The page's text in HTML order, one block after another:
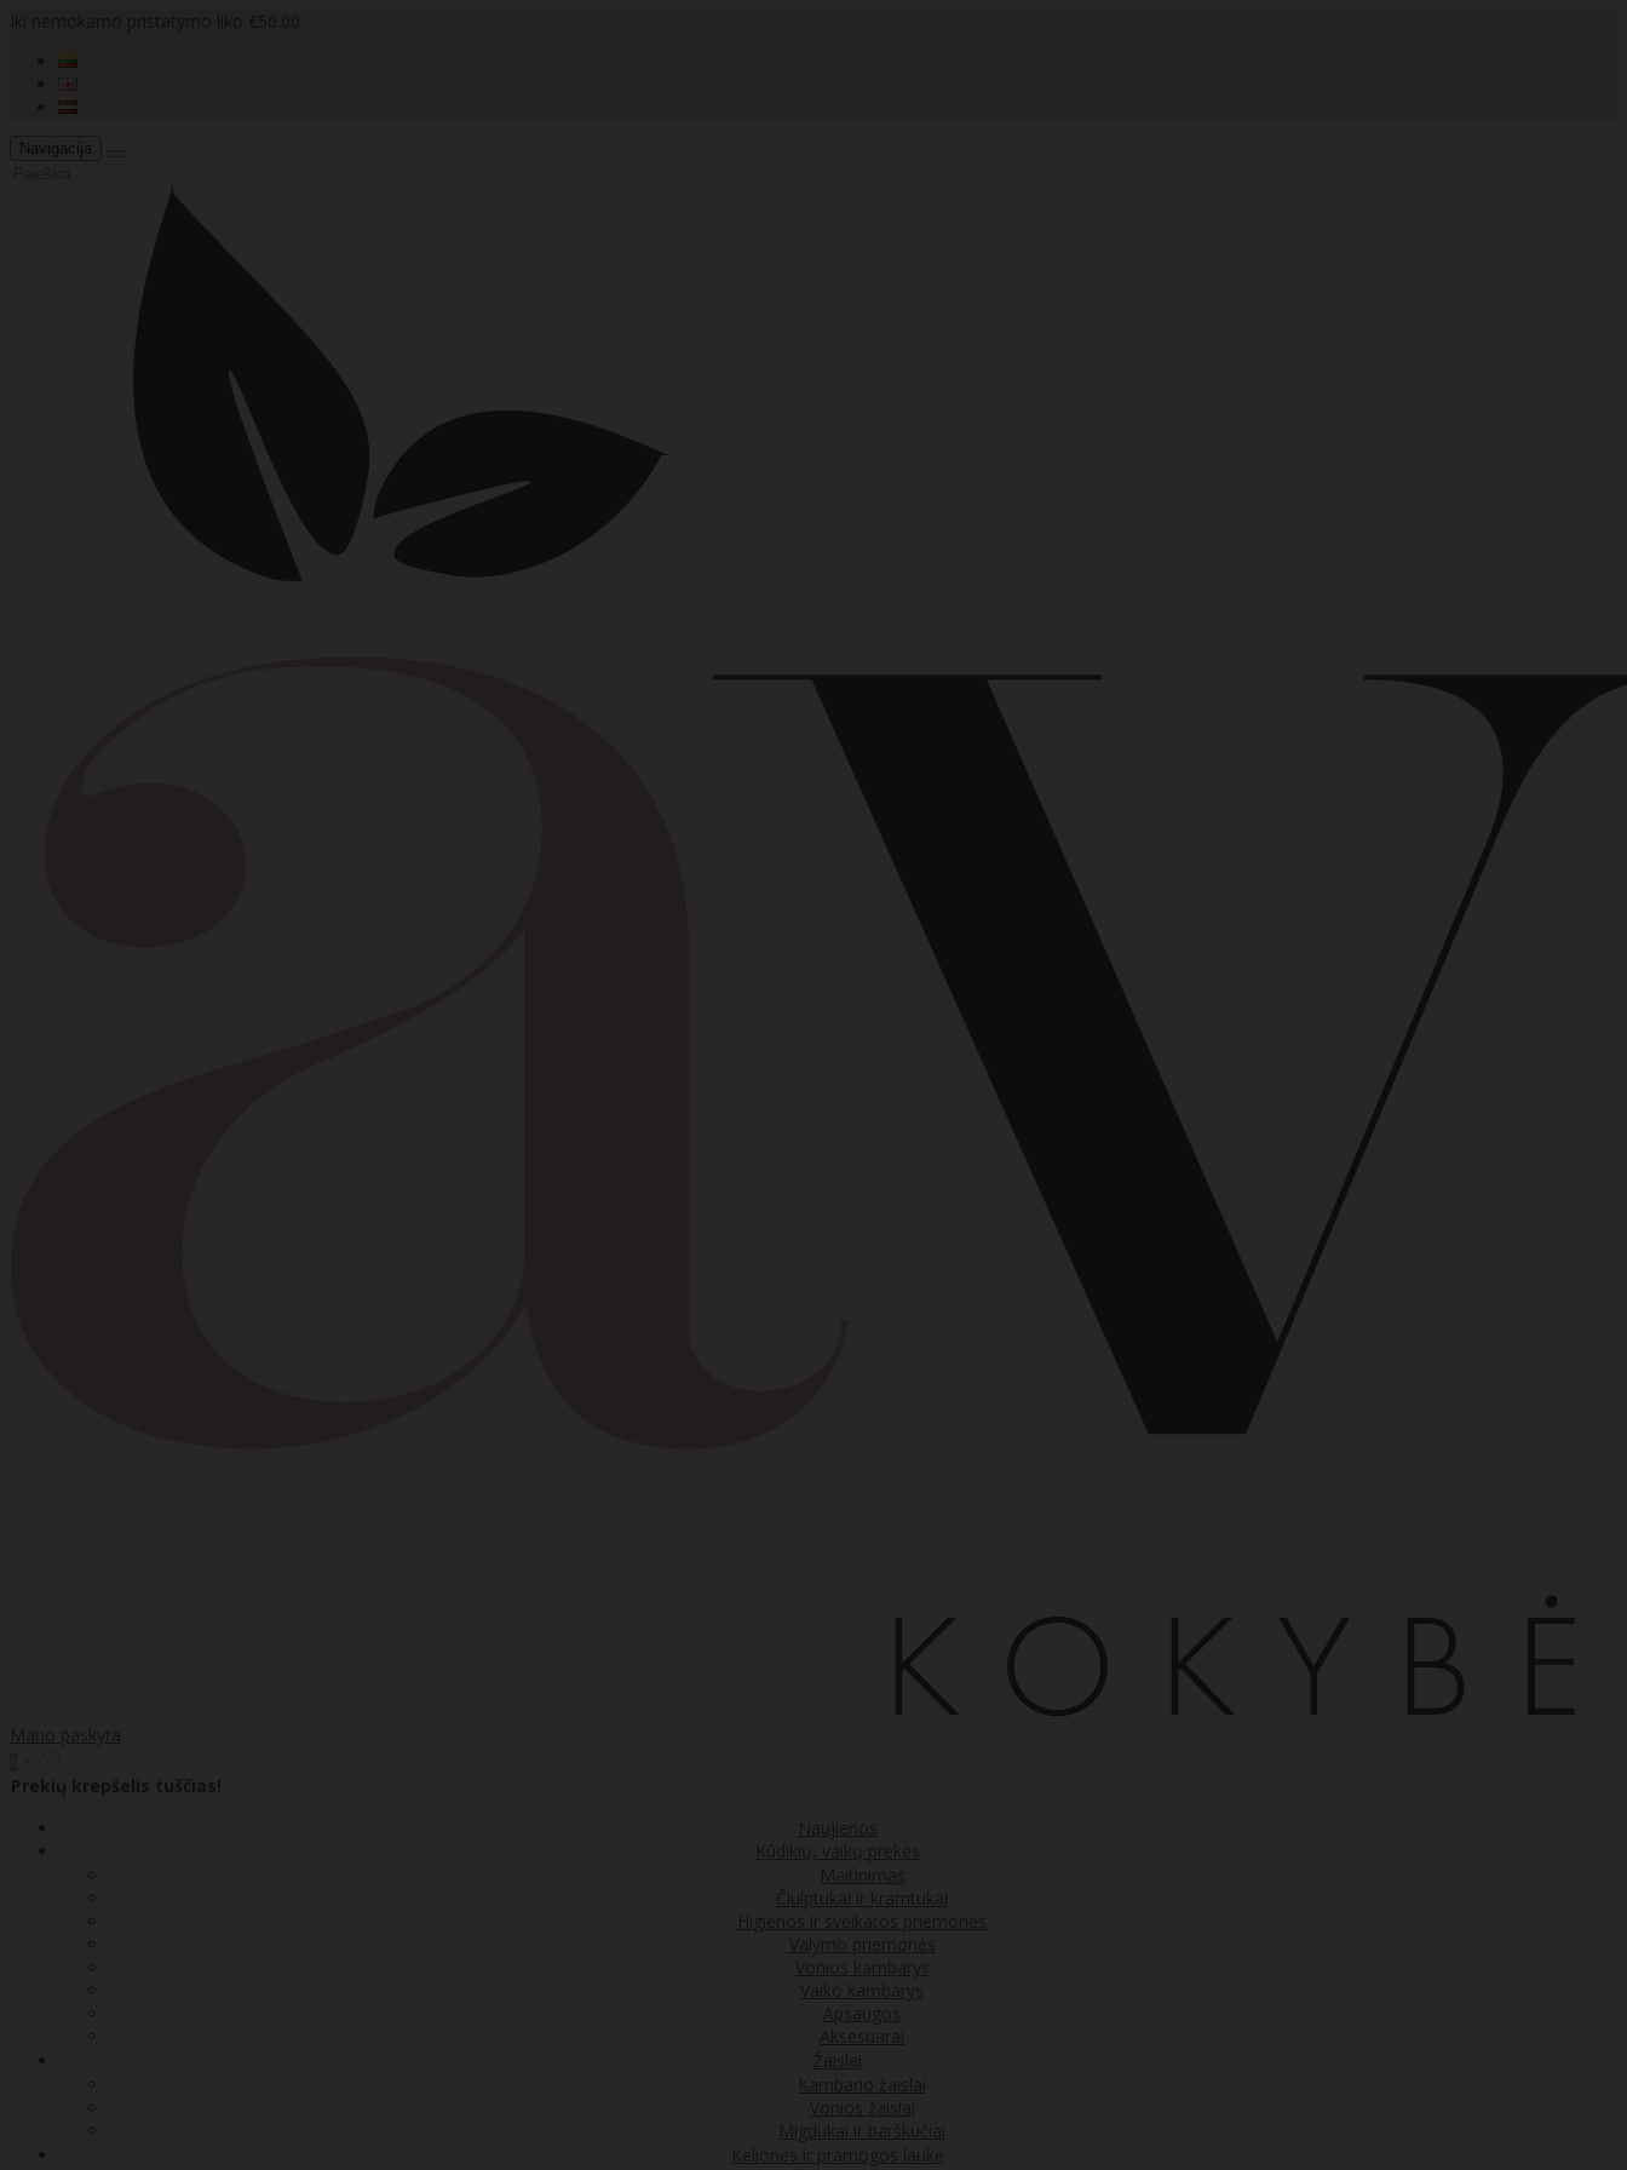
Navigacija
Mano paskyra
Prekių krepšelis tuščias!
Naujienos
Kūdikių, vaikų prekės
Maitinimas
Čiulptukai ir kramtukai
Higienos ir sveikatos priemonės
Valymo priemonės
Vonios kambarys
Vaiko kambarys
Apsaugos
Aksesuarai
Žaislai
Kambario žaislai
Vonios žaislai
Migdukai ir barškučiai
Kelionės ir pramogos lauke